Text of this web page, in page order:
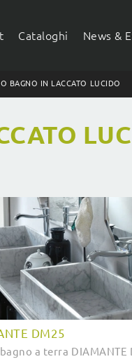
Cataloghi News &
BAGNO IN LACCATO LUCIDO
DM25
a terra DIAMANTE